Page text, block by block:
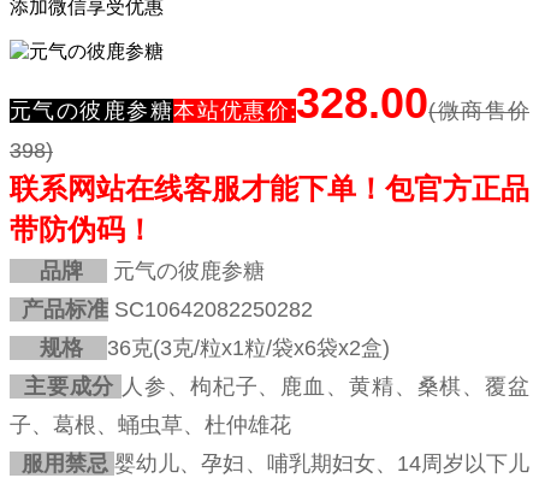
添加微信享受优惠
元气の彼鹿参糖本站优惠价:328.00(微商售价
398)
联系网站在线客服才能下单！ 包官方正品
带防伪码！
品牌
元气の彼鹿参糖
产品标准 SC10642082250282
规格
36克(3克/粒x1粒/袋x6袋x2盒)
主要成分 人参、枸杞子、鹿血、黄精、桑棋、覆盆
子、葛根、蛹虫草、杜仲雄花
服用禁忌 婴幼儿、孕妇、哺乳期妇女、14周岁以下儿